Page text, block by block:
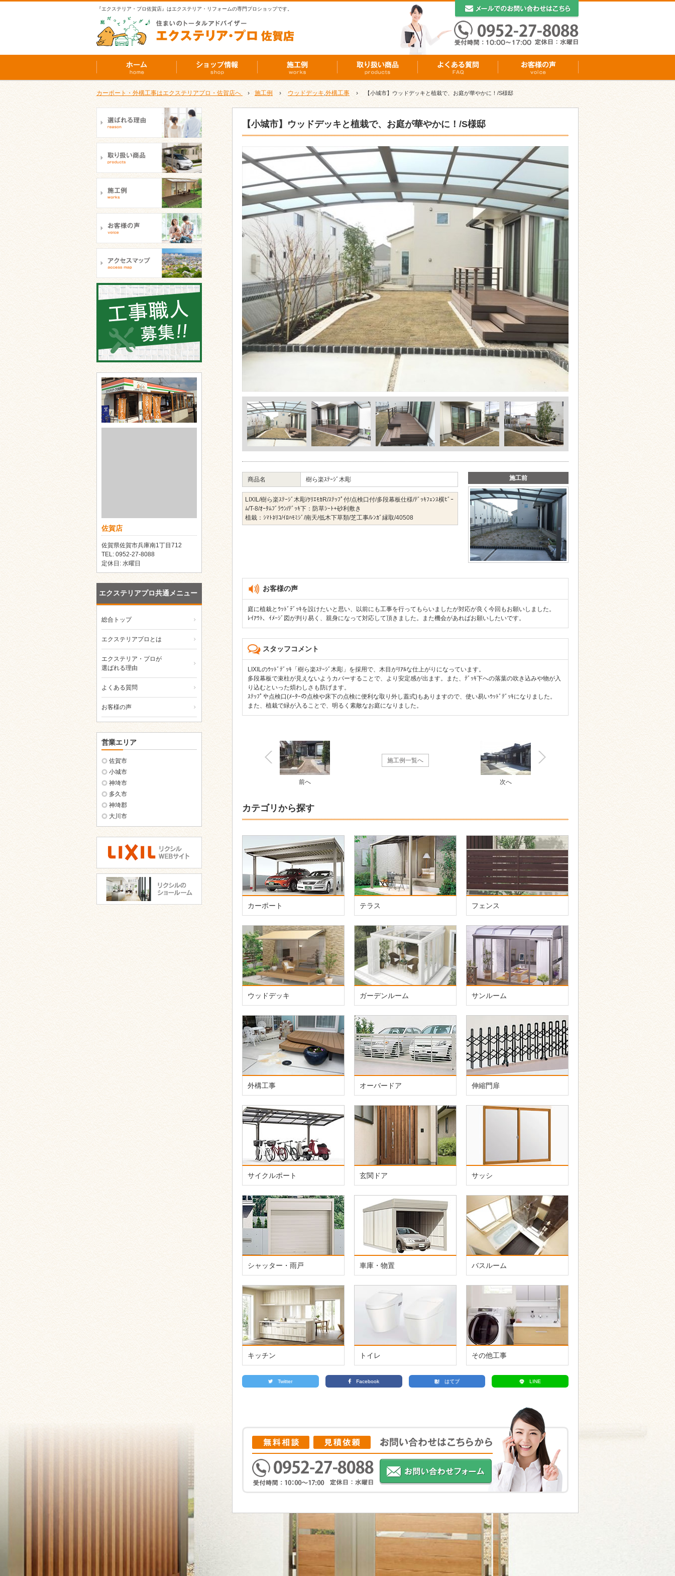
『エクステリア・プロ佐賀店』はエクステリア・リフォームの専門プロショップです。
カーポート・外構工事はエクステリアプロ・佐賀店へ › 施工例 › ウッドデッキ 外構工事 › 【小城市】ウッドデッキと植栽で、お庭が華やかに！/S様邸
【小城市】ウッドデッキと植栽で、お庭が華やかに！/S様邸
商品名 樹ら楽ｽﾃｰｼﾞ木彫
LIXIL/樹ら楽ｽﾃｰｼﾞ木彫/ｸﾘｴﾓｶR/ｽﾃｯﾌﾟ付/点検口付/多段幕板仕様/ﾃﾞｯｷﾌｪﾝｽ横ﾋﾞｰ
ﾑ/T-8/ｵｰﾀﾑﾌﾞﾗｳﾝ/ﾃﾞｯｷ下：防草ｼｰﾄ+砂利敷き
植栽：ｼﾏﾄﾈﾘｺ/ｲﾛﾊﾓﾐｼﾞ/南天/低木下草類/芝工事/ﾚﾝｶﾞ縁取/40508
施工前
お客様の声
庭に植栽とｳｯﾄﾞﾃﾞｯｷを設けたいと思い、以前にも工事を行ってもらいましたが対応が良く今回もお願いしました。
ﾚｲｱｳﾄ、ｲﾒｰｼﾞ図が判り易く、親身になって対応して頂きました。また機会があればお願いしたいです。
スタッフコメント
LIXILのｳｯﾄﾞﾃﾞｯｷ「樹ら楽ｽﾃｰｼﾞ木彫」を採用で、木目がﾘｱﾙな仕上がりになっています。
多段幕板で束柱が見えないようカバーすることで、より安定感が出ます。また、ﾃﾞｯｷ下への落葉の吹き込みや物が入
り込むといった煩わしさも防げます。
ｽﾃｯﾌﾟや点検口(ﾒｰﾀｰの点検や床下の点検に便利な取り外し蓋式)もありますので、使い易いｳｯﾄﾞﾃﾞｯｷになりました。
また、植栽で緑が入ることで、明るく素敵なお庭になりました。
施工例一覧へ
前へ 次へ
カテゴリから探す
カーポート テラス フェンス
ウッドデッキ ガーデンルーム サンルーム
外構工事 オーバードア 伸縮門扉
サイクルポート 玄関ドア サッシ
シャッター・雨戸 車庫・物置 バスルーム
キッチン トイレ その他工事
Twitter Facebook はてブ LINE
佐賀店
佐賀県佐賀市兵庫南1丁目712
TEL: 0952-27-8088
定休日: 水曜日
エクステリアプロ共通メニュー
総合トップ
エクステリアプロとは
エクステリア・プロが
選ばれる理由
よくある質問
お客様の声
営業エリア
佐賀市
小城市
神埼市
多久市
神埼郡
大川市